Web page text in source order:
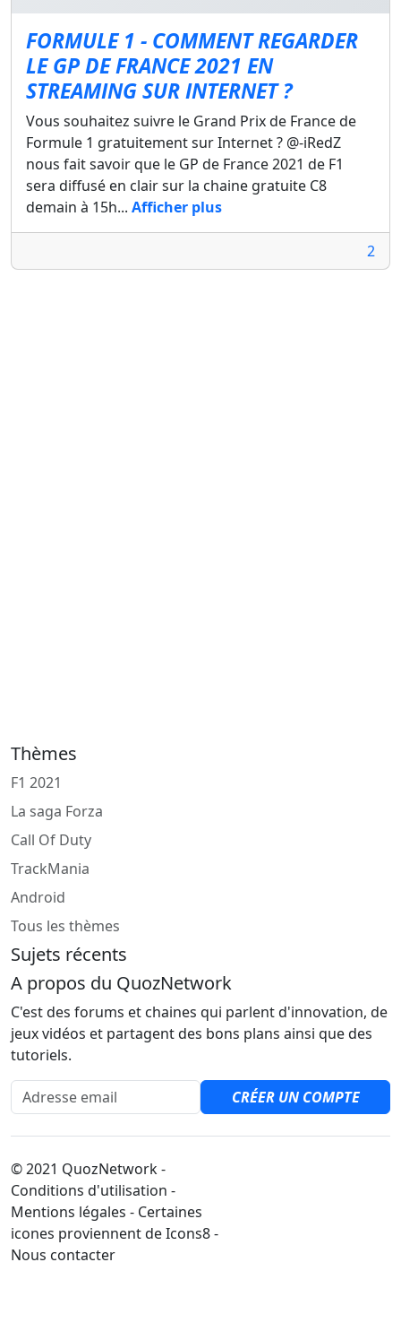
FORMULE 1 - COMMENT REGARDER
LE GP DE FRANCE 2021 EN
STREAMING SUR INTERNET ?
Vous souhaitez suivre le Grand Prix de France de
Formule 1 gratuitement sur Internet ? @-iRedZ
nous fait savoir que le GP de France 2021 de F1
sera diffusé en clair sur la chaine gratuite C8
demain à 15h... Afficher plus
2
Thèmes
F1 2021
La saga Forza
Call Of Duty
TrackMania
Android
Tous les thèmes
Sujets récents
A propos du QuozNetwork
C'est des forums et chaines qui parlent d'innovation, de
jeux vidéos et partagent des bons plans ainsi que des
tutoriels.
Adresse email
CRÉER UN COMPTE
© 2021 QuozNetwork -
Conditions d'utilisation -
Mentions légales - Certaines
icones proviennent de Icons8 -
Nous contacter